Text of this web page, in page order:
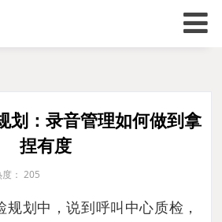
划：录音管理如何做到拿
捏有度
： 205
规划中，说到呼叫中心质检，